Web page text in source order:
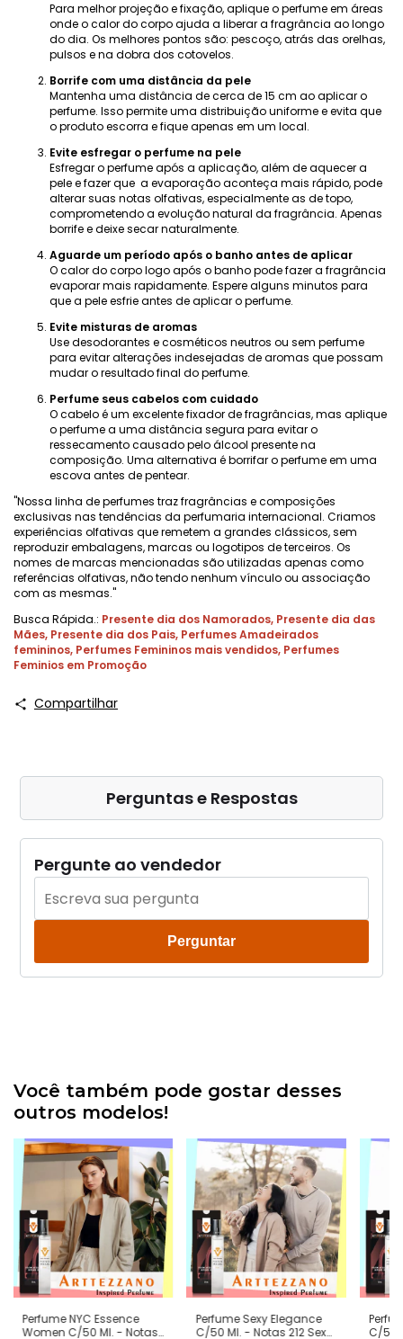
Para melhor projeção e fixação, aplique o perfume em áreas
onde o calor do corpo ajuda a liberar a fragrância ao longo
do dia. Os melhores pontos são: pescoço, atrás das orelhas,
pulsos e na dobra dos cotovelos.
Borrife com uma distância da pele
Mantenha uma distância de cerca de 15 cm ao aplicar o
perfume. Isso permite uma distribuição uniforme e evita que
o produto escorra e fique apenas em um local.
Evite esfregar o perfume na pele
Esfregar o perfume após a aplicação, além de aquecer a
pele e fazer que a evaporação aconteça mais rápido, pode
alterar suas notas olfativas, especialmente as de topo,
comprometendo a evolução natural da fragrância. Apenas
borrife e deixe secar naturalmente.
Aguarde um período após o banho antes de aplicar
O calor do corpo logo após o banho pode fazer a fragrância
evaporar mais rapidamente. Espere alguns minutos para
que a pele esfrie antes de aplicar o perfume.
Evite misturas ​​de aromas
Use desodorantes e cosméticos neutros ou sem perfume
para evitar alterações indesejadas de aromas que possam
mudar o resultado final do perfume.
Perfume seus cabelos com cuidado
O cabelo é um excelente fixador de fragrâncias, mas aplique
o perfume a uma distância segura para evitar o
ressecamento causado pelo álcool presente na
composição. Uma alternativa é borrifar o perfume em uma
escova antes de pentear.
"Nossa linha de perfumes traz fragrâncias e composições
exclusivas nas tendências da perfumaria internacional. Criamos
experiências olfativas que remetem a grandes clássicos, sem
reproduzir embalagens, marcas ou logotipos de terceiros. Os
nomes de marcas mencionadas são utilizadas apenas como
referências olfativas, não tendo nenhum vínculo ou associação
com as mesmas."
Busca Rápida.: Presente dia dos Namorados, Presente dia das
Mães, Presente dia dos Pais, Perfumes Amadeirados
femininos, Perfumes Femininos mais vendidos, Perfumes
Feminios em Promoção
Compartilhar
Perguntas e Respostas
Pergunte ao vendedor
Perguntar
Você também pode gostar desses
outros modelos!
Perfume NYC Essence
Women C/50 Ml. - Notas
Perfume Sexy Elegance
C/50 Ml. - Notas 212 Sexy
C/50